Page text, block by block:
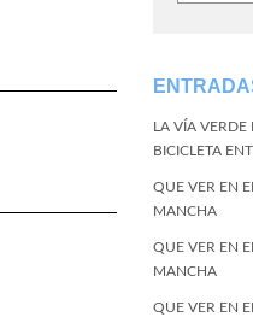
LA VÍA VERDE
BICICLETA
QUE VER EN
MANCHA
QUE VER EN
MANCHA
QUE VER EN